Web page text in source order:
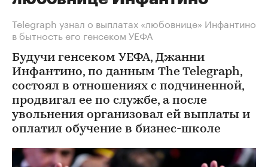
Telegraph узнал о выплатах «любовнице» Инфантино
в бытность его генсеком УЕФА
Будучи генсеком УЕФА, Джанни
Инфантино, по данным The Telegraph,
состоял в отношениях с подчиненной,
продвигал ее по службе, а после
увольнения организовал ей выплаты и
оплатил обучение в бизнес-школе